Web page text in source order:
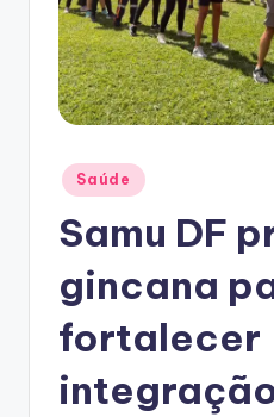
Posted
in
Saúde
Samu DF
gincana
fortalecer